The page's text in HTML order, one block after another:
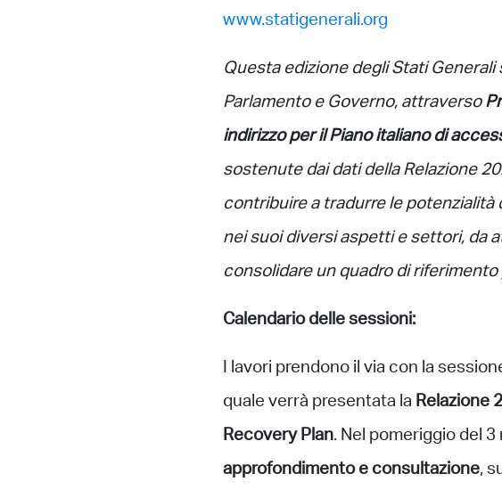
www.statigenerali.org
Questa edizione degli Stati
Parlamento e Governo, attraverso
indirizzo per il Piano italiano di
sostenute dai dati della Relazione
contribuire a tradurre le
nei suoi diversi aspetti e settori, da
consolidare un quadro di
Calendario delle sessioni:
I lavori prendono il via con la
quale verrà presentata la Relazione
Recovery Plan. Nel pomeriggio del
approfondimento e consultazione,